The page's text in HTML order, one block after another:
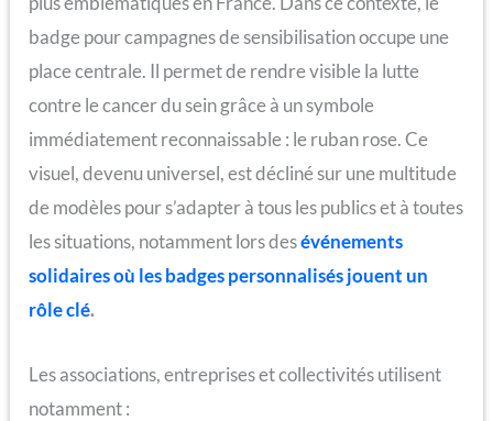
badge pour campagnes de sensibilisation occupe une
place centrale. Il permet de rendre visible la lutte
contre le cancer du sein grâce à un symbole
immédiatement reconnaissable : le ruban rose. Ce
visuel, devenu universel, est décliné sur une multitude
de modèles pour s’adapter à tous les publics et à toutes
les situations, notamment lors desévénements
solidaires où les badges personnalisés jouent un
rôle clé.
Les associations, entreprises et collectivités utilisent
notamment :